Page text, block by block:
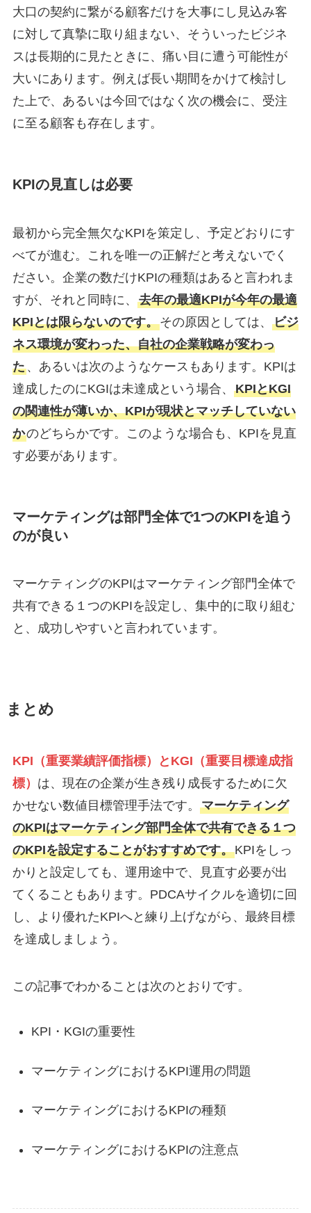
大口の契約に繋がる顧客だけを大事にし見込み客
に対して真摯に取り組まない、そういったビジネ
スは長期的に見たときに、痛い目に遭う可能性が
大いにあります。例えば長い期間をかけて検討し
た上で、あるいは今回ではなく次の機会に、受注
に至る顧客も存在します。
KPIの見直しは必要
最初から完全無欠なKPIを策定し、予定どおりにす
べてが進む。これを唯一の正解だと考えないでく
ださい。企業の数だけKPIの種類はあると言われま
すが、それと同時に、 去年の最適KPIが今年の最適
KPIとは限らないのです。その原因としては、 ビジ
ネス環境が変わった、自社の企業戦略が変わっ
た、あるいは次のようなケースもあります。KPIは
達成したのにKGIは未達成という場合、 KPIとKGI
の関連性が薄いか、KPIが現状とマッチしていない
かのどちらかです。このような場合も、KPIを見直
す必要があります。
マーケティングは部門全体で1つのKPIを追う
のが良い
マーケティングのKPIはマーケティング部門全体で
共有できる１つのKPIを設定し、集中的に取り組む
と、成功しやすいと言われています。
まとめ
KPI（重要業績評価指標）とKGI（重要目標達成指
標） は、現在の企業が生き残り成長するために欠
かせない数値目標管理手法です。 マーケティング
のKPIはマーケティング部門全体で共有できる１つ
のKPIを設定することがおすすめです。KPIをしっ
かりと設定しても、運用途中で、見直す必要が出
てくることもあります。PDCAサイクルを適切に回
し、より優れたKPIへと練り上げながら、最終目標
を達成しましょう。
この記事でわかることは次のとおりです。
KPI・KGIの重要性
マーケティングにおけるKPI運用の問題
マーケティングにおけるKPIの種類
マーケティングにおけるKPIの注意点